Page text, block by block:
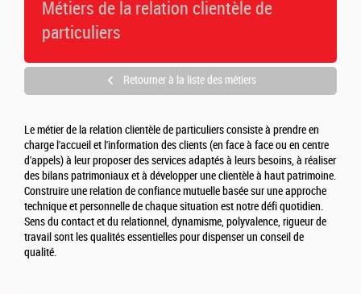
Métiers de la relation clientèle de
particuliers
Le métier de la relation clientèle de particuliers consiste à prendre en
charge l'accueil et l'information des clients (en face à face ou en centre
d'appels) à leur proposer des services adaptés à leurs besoins, à réaliser
des bilans patrimoniaux et à développer une clientèle à haut patrimoine.
Construire une relation de confiance mutuelle basée sur une approche
technique et personnelle de chaque situation est notre défi quotidien.
Sens du contact et du relationnel, dynamisme, polyvalence, rigueur de
travail sont les qualités essentielles pour dispenser un conseil de
qualité.
Retourner à la liste des métiers